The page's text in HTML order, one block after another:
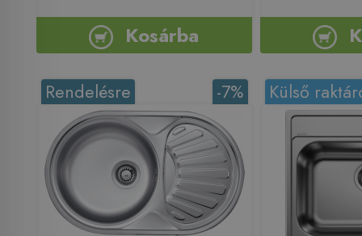
Kosárba
-7%
Rendelésre Külső